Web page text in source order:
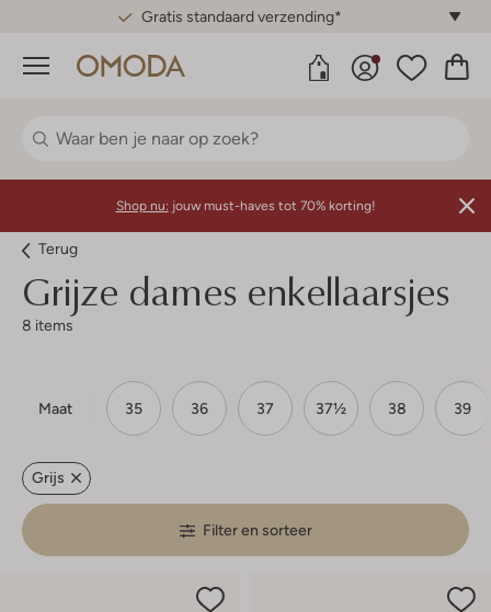
Gratis standaard verzending*
Menu
Shop nu: jouw must-haves tot 70% korting!
Terug
Grijze dames enkellaarsjes
8 items
Maat 35 36 37 37½ 38 39
Grijs
Filter en sorteer